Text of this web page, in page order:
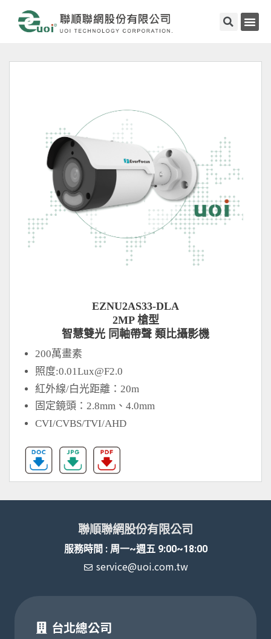
EZNU2AS33-DLA
2MP 槍型
智慧雙光 同軸帶聲 類比攝影機
200萬畫素
照度:0.01Lux@F2.0
紅外線/白光距離：20m
固定鏡頭：2.8mm、4.0mm
CVI/CVBS/TVI/AHD
聯順聯網股份有限公司
服務時間 : 周一~週五 9:00~18:00
service@uoi.com.tw
台北總公司